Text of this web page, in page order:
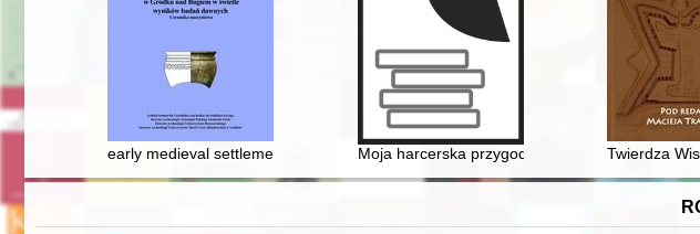
early medieval settlement complex at Gródek upon the Bug River in the light of
Moja harcerska przygoda Twierdza